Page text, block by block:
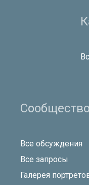
Сообщество
Все обсуждения
Все запросы
Галерея